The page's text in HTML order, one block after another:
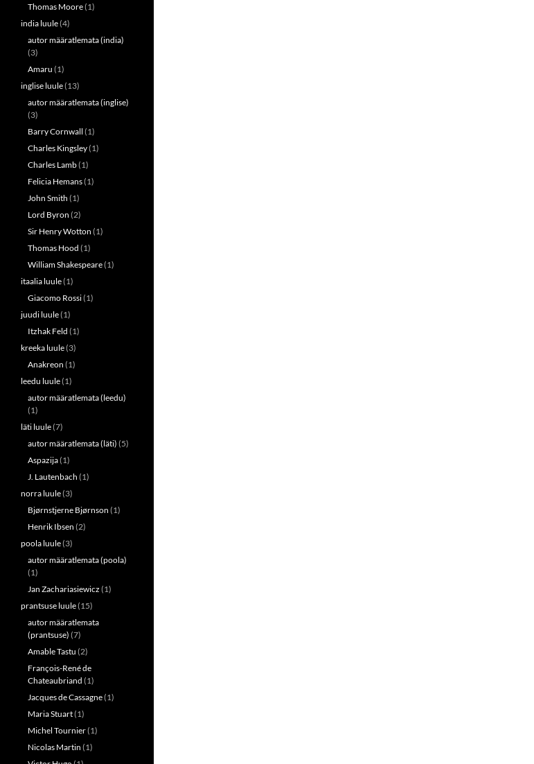
Thomas Moore(1)
india luule(4)
autor määratlemata (india)
(3)
Amaru (1)
inglise luule(13)
autor määratlemata (inglise)
(3)
Barry Cornwall (1)
Charles Kingsley(1)
Charles Lamb(1)
Felicia Hemans(1)
John Smith (1)
Lord Byron (2)
Sir Henry Wotton (1)
Thomas Hood (1)
William Shakespeare(1)
itaalia luule(1)
Giacomo Rossi(1)
juudi luule(1)
Itzhak Feld (1)
kreeka luule(3)
Anakreon (1)
leedu luule(1)
autor määratlemata (leedu)
(1)
läti luule(7)
autor määratlemata (läti) (5)
Aspazija(1)
J. Lautenbach (1)
norra luule(3)
Bjørnstjerne Bjørnson (1)
Henrik Ibsen (2)
poola luule(3)
autor määratlemata (poola)
(1)
Jan Zachariasiewicz (1)
prantsuse luule(15)
autor määratlemata
(prantsuse) (7)
Amable Tastu (2)
François-René de
Chateaubriand (1)
Jacques de Cassagne(1)
Maria Stuart(1)
Michel Tournier(1)
Nicolas Martin (1)